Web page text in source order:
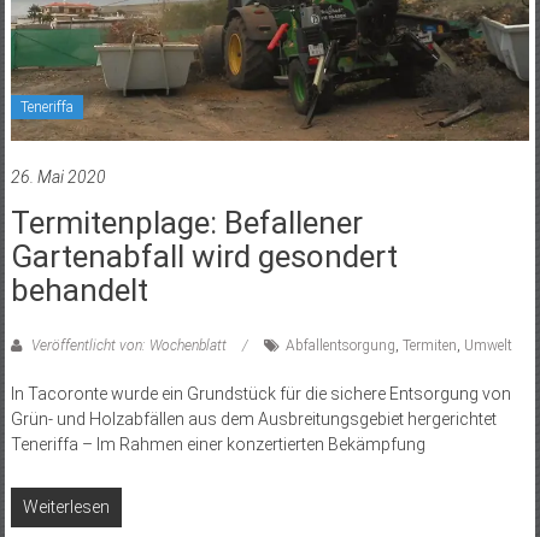
Teneriffa
26. Mai 2020
Termitenplage: Befallener
Gartenabfall wird gesondert
behandelt
Veröffentlicht von: Wochenblatt Abfallentsorgung, Termiten, Umwelt
In Tacoronte wurde ein Grundstück für die sichere Entsorgung von
Grün- und Holzabfällen aus dem Ausbreitungsgebiet hergerichtet
Teneriffa – Im Rahmen einer konzertierten Bekämpfung
Weiterlesen